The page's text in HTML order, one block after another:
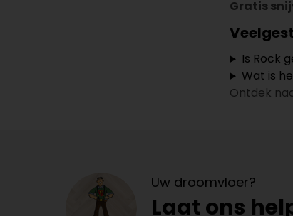
Gratis
Is Rock
Wat is
Ontdek
Uw droomvloer?
Laat ons